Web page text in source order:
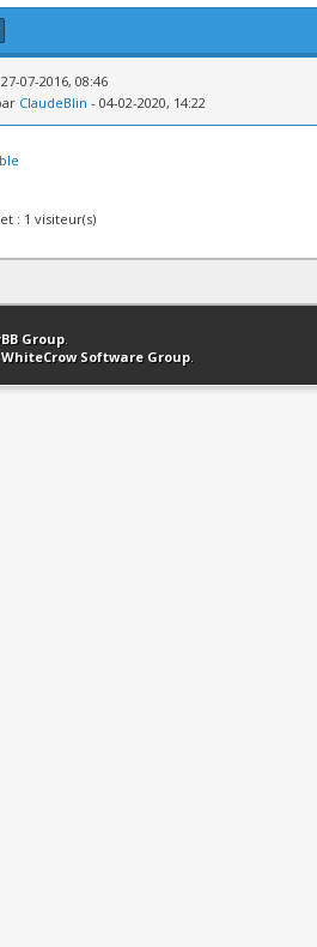
07-2016, 08:46
ClaudeBlin - 04-02-2020, 14:22
: 1 visiteur(s)
Retourner en haut Version bas-débit
Group.
WhiteCrow Software Group.